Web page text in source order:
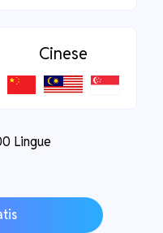
Cinese
Lingue